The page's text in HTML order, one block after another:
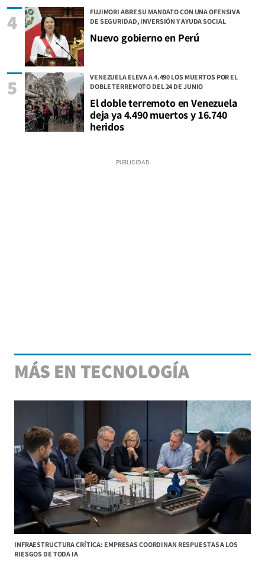
FUJIMORI ABRE SU MANDATO CON UNA OFENSIVA
DE SEGURIDAD, INVERSIÓN Y AYUDA SOCIAL
Nuevo gobierno en Perú
4
VENEZUELA ELEVA A 4.490 LOS MUERTOS POR EL
DOBLE TERREMOTO DEL 24 DE JUNIO
El doble terremoto en Venezuela
deja ya 4.490 muertos y 16.740
heridos
5
MÁS EN TECNOLOGÍA
INFRAESTRUCTURA CRÍTICA: EMPRESAS COORDINAN RESPUESTAS A LOS
RIESGOS DE TODA IA